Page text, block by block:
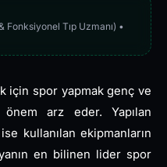
Fonksiyonel Tıp Uzmanı) •
için spor yapmak genç ve
arz eder. Yapılan
kullanılan ekipmanların
en bilinen lider spor